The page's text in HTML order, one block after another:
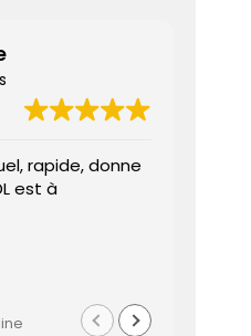
rapide, donne
est à